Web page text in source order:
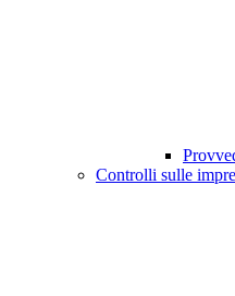
Controlli sulle